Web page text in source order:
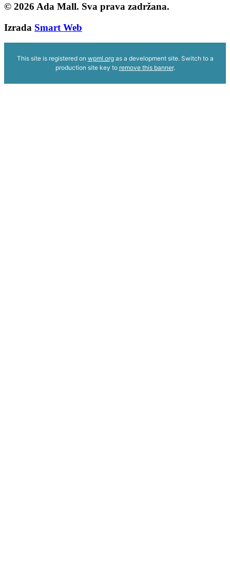
© 2026 Ada Mall. Sva prava zadržana.
Izrada Smart Web
This site is registered on wpml.orgas a development site. Switch to a
production site key to remove this banner.